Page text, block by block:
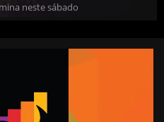
neste sábado